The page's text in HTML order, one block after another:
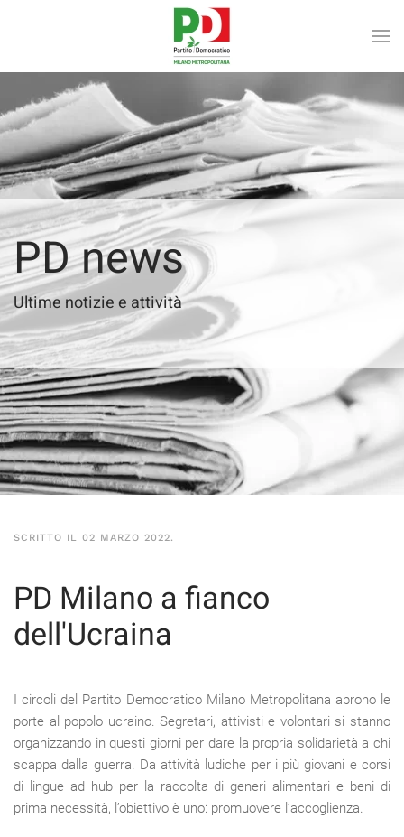
PD news
Ultime notizie e attività
SCRITTO IL 02 MARZO 2022.
PD Milano a fianco
dell'Ucraina
I circoli del Partito Democratico Milano Metropolitana aprono le
porte al popolo ucraino. Segretari, attivisti e volontari si stanno
organizzando in questi giorni per dare la propria solidarietà a chi
scappa dalla guerra. Da attività ludiche per i più giovani e corsi
di lingue ad hub per la raccolta di generi alimentari e beni di
prima necessità, l’obiettivo è uno: promuovere l’accoglienza.